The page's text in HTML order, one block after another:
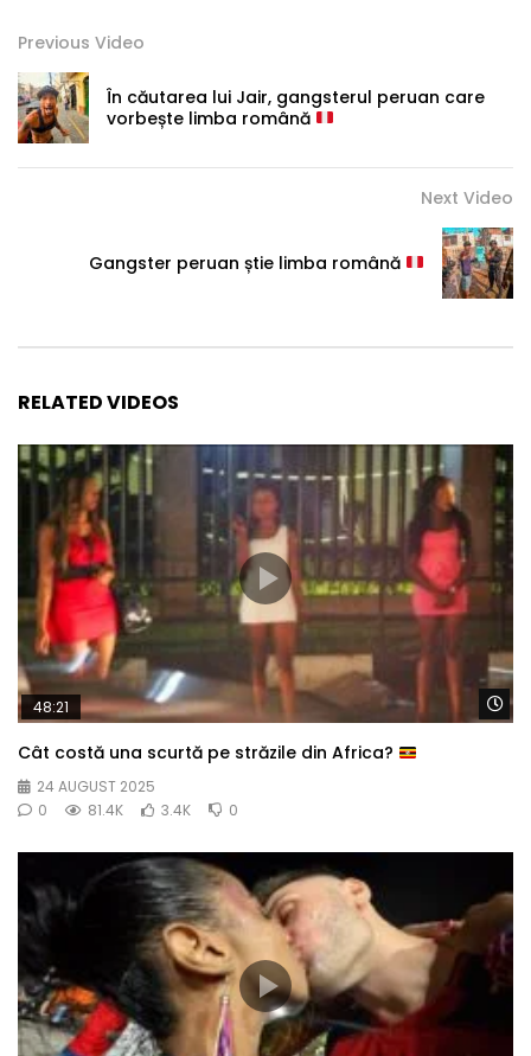
Previous Video
În căutarea lui Jair, gangsterul peruan care
vorbește limba română
Next Video
Gangster peruan știe limba română
RELATED VIDEOS
48:21
Cât costă una scurtă pe străzile din Africa?
24 AUGUST 2025
0
81.4K 3.4K 0